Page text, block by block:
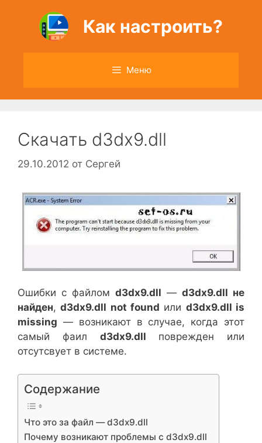
содержимому
Как настроить?
Меню
Скачать d3dx9.dll
29.10.2012 от Сергей
Ошибки с файлом d3dx9.dll — d3dx9.dll не
найден,d3dx9.dll not found или d3dx9.dll is
missing — возникают в случае, когда этот
самый фаил d3dx9.dll поврежден или
отсутсвует в системе.
Содержание
Что это за файл — d3dx9.dll
Почему возникают проблемы с d3dx9.dll